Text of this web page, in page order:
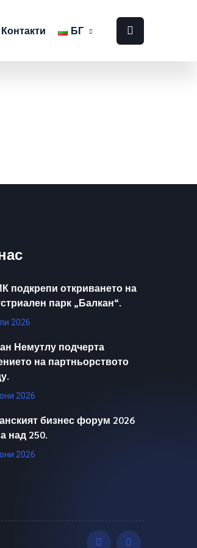
Контакти БГ
подкрепи откриването на
парк „Балкан“.
2026
Немутлу подчерта
на партньорството
2026
бизнес форум 2026
над 250.
2026